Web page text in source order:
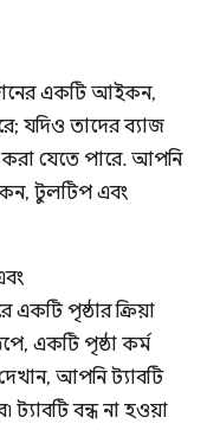
একটি আইকন,
যদিও তাদের ব্যাজ
করা যেতে পারে. আপনি
টুলটিপ এবং
একটি পৃষ্ঠার ক্রিয়া
একটি পৃষ্ঠা কর্ম
আপনি ট্যাবটি
ট্যাবটি বন্ধ না হওয়া